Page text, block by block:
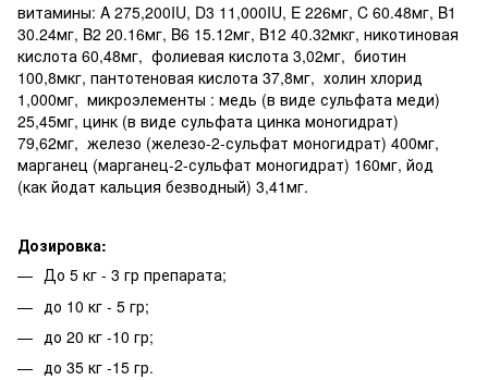
витамины: A 275,200IU, D3 11,000IU, E 226мг, C 60.48мг, B1
30.24мг, B2 20.16мг, B6 15.12мг, B12 40.32мкг, никотиновая
кислота 60,48мг, фолиевая кислота 3,02мг, биотин
100,8мкг, пантотеновая кислота 37,8мг, холин хлорид
1,000мг, микроэлементы : медь (в виде сульфата меди)
25,45мг, цинк (в виде сульфата цинка моногидрат)
79,62мг, железо (железо-2-сульфат моногидрат) 400мг,
марганец (марганец-2-сульфат моногидрат) 160мг, йод
(как йодат кальция безводный) 3,41мг.
Дозировка:
До 5 кг - 3 гр препарата;
до 10 кг - 5 гр;
до 20 кг -10 гр;
до 35 кг -15 гр.